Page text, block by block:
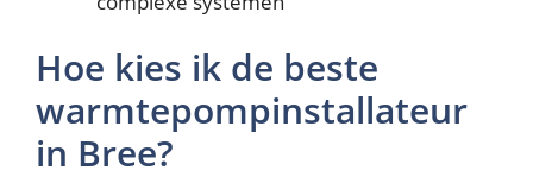
Hoe kies ik de beste
warmtepompinstallateur
in Bree?